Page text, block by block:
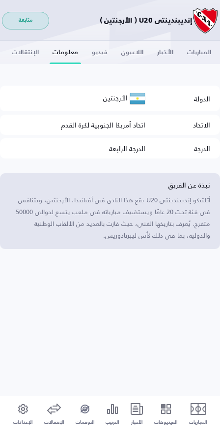
إنديبندينتي U20 ( الأرجنتين ) متابعة
المباريات الأخبار اللاعبون فيديو معلومات الإنتقالات
الدولة الأرجنتين
الاتحاد
اتحاد أمريكا الجنوبية لكرة القدم
الدرجة
الدرجة الرابعة
نبذة عن الفريق
أتلتيكو إنديبندينتي U20 يقع هذا النادي في أفيانيدا، الأرجنتين، ويتنافس
في فئة تحت 20 عامًا ويستضيف مبارياته في ملعب يتسع لحوالي 50000
متفرج. يُعرف بتاريخها الغني، حيث فازت بالعديد من الألقاب الوطنية
والدولية، بما في ذلك كأس ليبرتادوريس.
المباريات الفيديوهات الأخبار الترتيب التوقعات الإنتقالات الإعدادات